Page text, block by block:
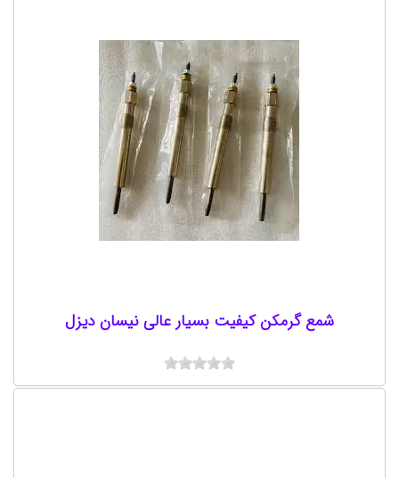
شمع گرمکن کیفیت بسیار عالی نیسان دیزل